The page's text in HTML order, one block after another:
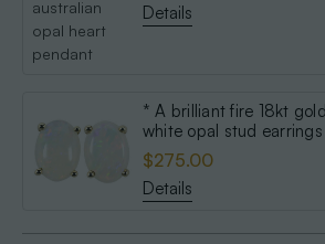
Details
* A brilliant fire 18kt
white opal stud earrings
$275.00
Details